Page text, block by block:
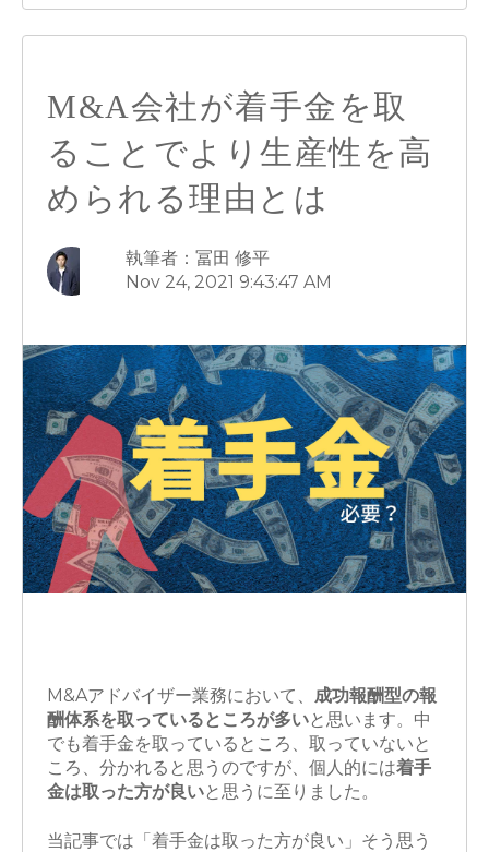
M&A会社が着手金を取
ることでより生産性を高
められる理由とは
執筆者：冨田 修平
Nov 24, 2021 9:43:47 AM
M&Aアドバイザー業務において、 成功報酬型の報
酬体系を取っているところが多いと思います。中
でも着手金を取っているところ、取っていないと
ころ、分かれると思うのですが、個人的には着手
金は取った方が良いと思うに至りました。
当記事では「着手金は取った方が良い」そう思う